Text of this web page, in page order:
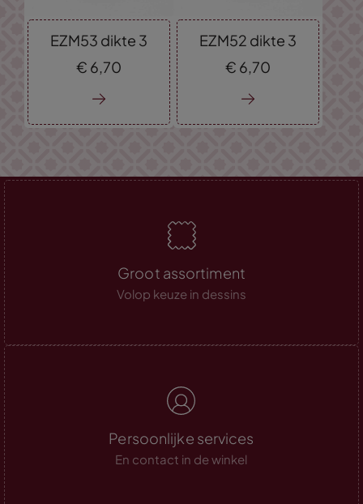
EZM53 dikte 3
€ 6, 70
EZM52 dikte 3
€ 6, 70
Groot assortiment
Volop keuze in dessins
Persoonlijke services
En contact in de winkel